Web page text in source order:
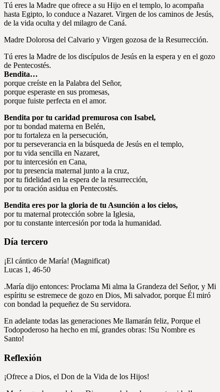
Tú eres la Madre que ofrece a su Hijo en el templo, lo acompaña
hasta Egipto, lo conduce a Nazaret. Virgen de los caminos de Jesús,
de la vida oculta y del milagro de Caná.
Madre Dolorosa del Calvario y Virgen gozosa de la Resurrección.
Tú eres la Madre de los discípulos de Jesús en la espera y en el gozo
de Pentecostés.
Bendita…
porque creíste en la Palabra del Señor,
porque esperaste en sus promesas,
porque fuiste perfecta en el amor.
Bendita por tu caridad premurosa con Isabel,
por tu bondad materna en Belén,
por tu fortaleza en la persecución,
por tu perseverancia en la búsqueda de Jesús en el templo,
por tu vida sencilla en Nazaret,
por tu intercesión en Cana,
por tu presencia maternal junto a la cruz,
por tu fidelidad en la espera de la resurrección,
por tu oración asidua en Pentecostés.
Bendita eres por la gloria de tu Asunción a los cielos,
por tu maternal protección sobre la Iglesia,
por tu constante intercesión por toda la humanidad.
Día tercero
¡El cántico de María! (Magnificat)
Lucas 1, 46-50
.María dijo entonces: Proclama Mi alma la Grandeza del Señor, y Mi
espíritu se estremece de gozo en Dios, Mi salvador, porque Él miró
con bondad la pequeñez de Su servidora.
En adelante todas las generaciones Me llamarán feliz, Porque el
Todopoderoso ha hecho en mí, grandes obras: !Su Nombre es
Santo!
Reflexión
¡Ofrece a Dios, el Don de la Vida de los Hijos!